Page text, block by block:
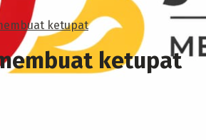
ketupat
ketupat